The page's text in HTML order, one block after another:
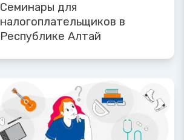
Семинары для
налогоплательщиков в
Республике Алтай